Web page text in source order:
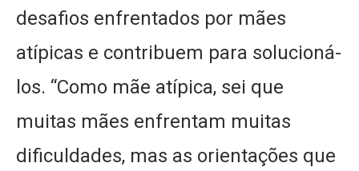
desafios enfrentados por mães
atípicas e contribuem para solucioná-
los. “Como mãe atípica, sei que
muitas mães enfrentam muitas
dificuldades, mas as orientações que